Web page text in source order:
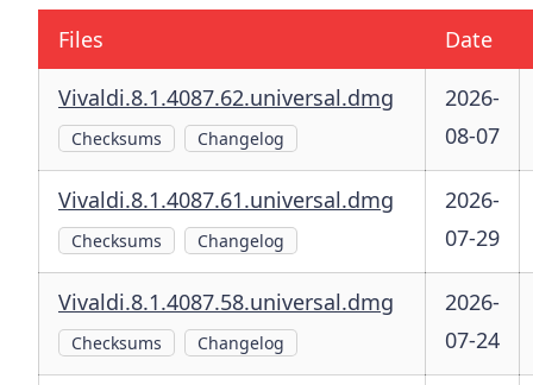
Files Date
Vivaldi.8.1.4087.62.universal.dmg
Checksums Changelog
2026-
08-07
Vivaldi.8.1.4087.61.universal.dmg
Checksums Changelog
2026-
07-29
Vivaldi.8.1.4087.58.universal.dmg
Checksums Changelog
2026-
07-24